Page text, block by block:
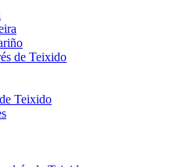
de Teixido
Teixido